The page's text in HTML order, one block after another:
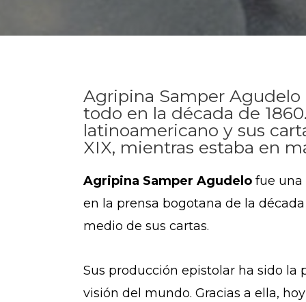
Agripina Samper
todo en la década de
latinoamericano y sus
XIX, mientras estaba en
Agripina Samper Agudelo fue una
en la prensa bogotana de la
medio de sus cartas.
Sus producción epistolar ha sido la
visión del mundo. Gracias a ella,